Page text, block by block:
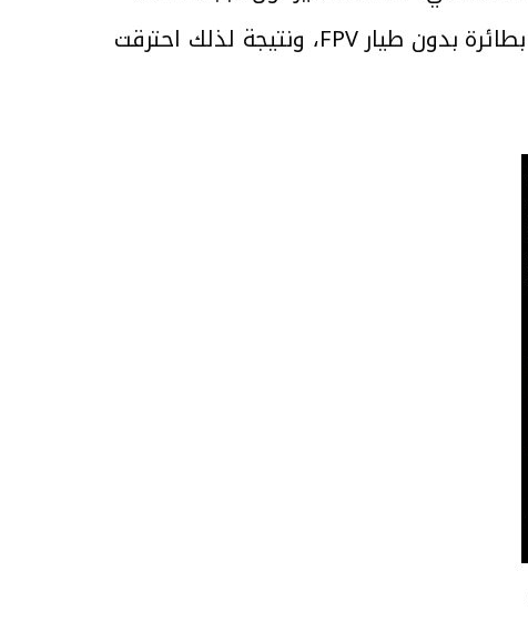
Abrams تابعة للقوات المسلحة الأوكرانية أثناء عملية SVO في بيرديتشي بضربة جوية بطائرة بدون طيار FPV، ونتيجة لذلك احترقت